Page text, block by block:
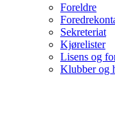
Foreldre
Sekreteriat
Kjørelister
Lisens og
Klubber og